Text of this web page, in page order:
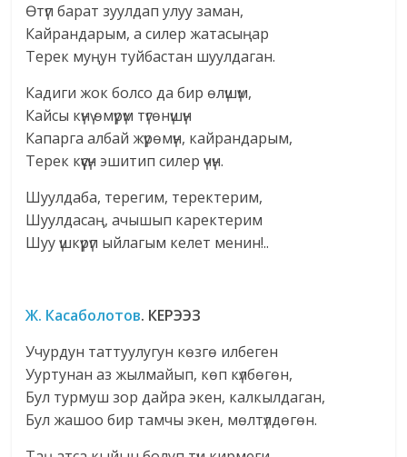
Өтүп барат зуулдап улуу заман,
Кайрандарым, а силер жатасыңар
Терек муңун туйбастан шуулдаган.
Кадиги жок болсо да бир өлүшүм,
Кайсы күнү өмүрүм түгөнүшүн
Капарга албай жүрөмүн, кайрандарым,
Терек күүсүн эшитип силер үчүн.
Шуулдаба, терегим, теректерим,
Шуулдасаң, ачышып каректерим
Шуу үшкүрүп ыйлагым келет менин!..
Ж. Касаболотов. КЕРЭЭЗ
Учурдун таттуулугун көзгө илбеген
Ууртунан аз жылмайып, көп күлбөгөн,
Бул турмуш зор дайра экен, калкылдаган,
Бул жашоо бир тамчы экен, мөлтүлдөгөн.